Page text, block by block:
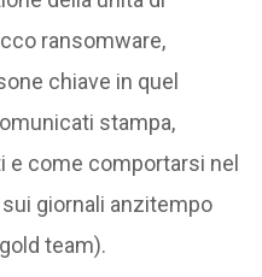
ransomware,
chiave in quel
stampa,
e come comportarsi nel
giornali anzitempo
team).